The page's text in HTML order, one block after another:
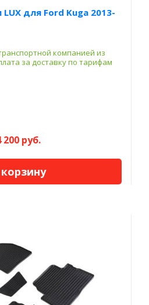
для Ford Kuga 2013-
компанией из
за доставку по тарифам
200 руб.